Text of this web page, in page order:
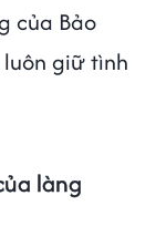
của Bảo
giữ tình
làng